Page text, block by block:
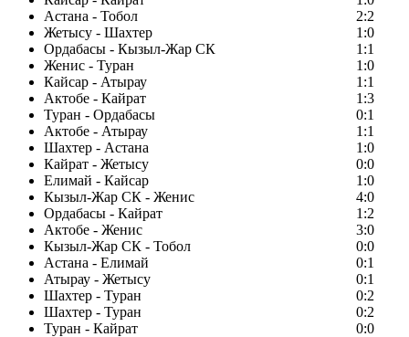
Астана - Тобол
2:2
Жетысу - Шахтер
1:0
Ордабасы - Кызыл-Жар СК
1:1
Женис - Туран
1:0
Кайсар - Атырау
1:1
Актобе - Кайрат
1:3
Туран - Ордабасы
0:1
Актобе - Атырау
1:1
Шахтер - Астана
1:0
Кайрат - Жетысу
0:0
Елимай - Кайсар
1:0
Кызыл-Жар СК - Женис
4:0
Ордабасы - Кайрат
1:2
Актобе - Женис
3:0
Кызыл-Жар СК - Тобол
0:0
Астана - Елимай
0:1
Атырау - Жетысу
0:1
Шахтер - Туран
0:2
Шахтер - Туран
0:2
Туран - Кайрат
0:0